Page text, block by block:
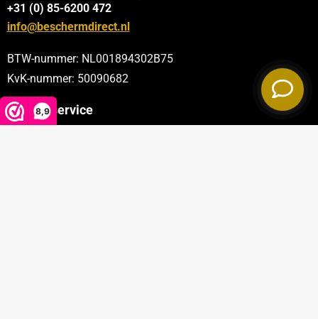
8,9
+31 (0) 85-6200 472
info@beschermdirect.nl
BTW-nummer: NL001894302B75
KvK-nummer: 50090682
Klantenservice